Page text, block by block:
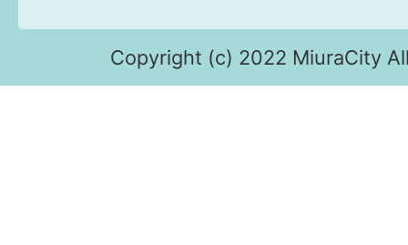
Copyright (c) 2022 MiuraCity